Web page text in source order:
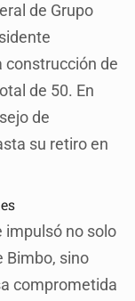
de Grupo
construcción de
de 50. En
de
su retiro en
impulsó no solo
Bimbo, sino
comprometida